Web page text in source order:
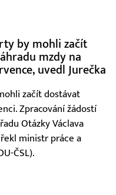
by mohli začít
mzdy na
uvedl Jurečka
začít dostávat
Zpracování žádostí
Otázky Václava
ministr práce a
ČSL).